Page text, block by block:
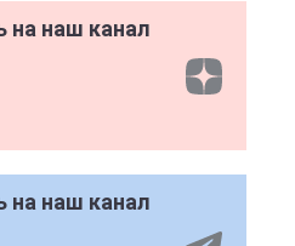
на наш канал
на наш канал